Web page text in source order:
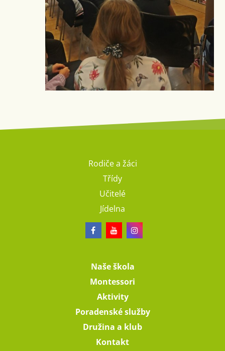
Rodiče a žáci
Třídy
Učitelé
Jídelna
Naše škola
Montessori
Aktivity
Poradenské služby
Družina a klub
Kontakt